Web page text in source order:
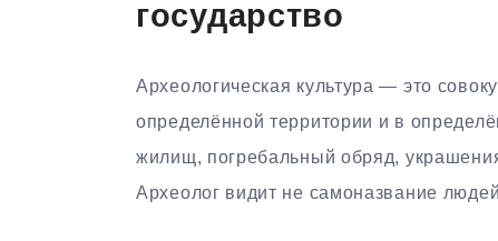
государство
Археологическая культура — это
определённой территории и в
жилищ, погребальный обряд,
Археолог видит не самоназвание